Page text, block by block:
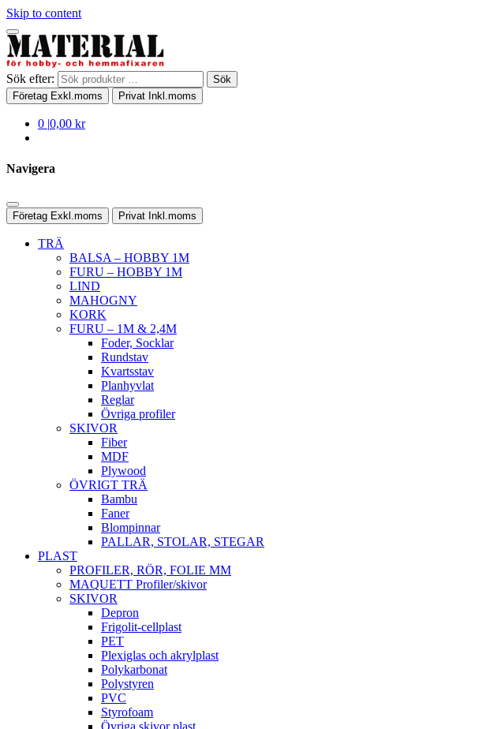
Skip to content
Sök efter:
Sök
Företag Exkl.moms Privat Inkl.moms
0 |0,00 kr
Navigera
Företag Exkl.moms Privat Inkl.moms
TRÄ
BALSA – HOBBY 1M
FURU – HOBBY 1M
LIND
MAHOGNY
KORK
FURU – 1M & 2,4M
Foder, Socklar
Rundstav
Kvartsstav
Planhyvlat
Reglar
Övriga profiler
SKIVOR
Fiber
MDF
Plywood
ÖVRIGT TRÄ
Bambu
Faner
Blompinnar
PALLAR, STOLAR, STEGAR
PLAST
PROFILER, RÖR, FOLIE MM
MAQUETT Profiler/skivor
SKIVOR
Depron
Frigolit-cellplast
PET
Plexiglas och akrylplast
Polykarbonat
Polystyren
PVC
Styrofoam
Övriga skivor plast